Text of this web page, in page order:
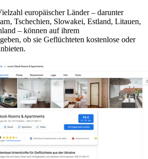
europäischer Länder – darunter
Tschechien, Slowakei, Estland, Litauen,
– können auf ihrem
ob sie Geflüchteten kostenlose oder